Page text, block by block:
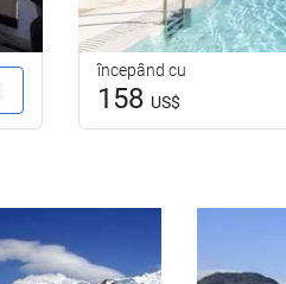
începând cu
158 US$